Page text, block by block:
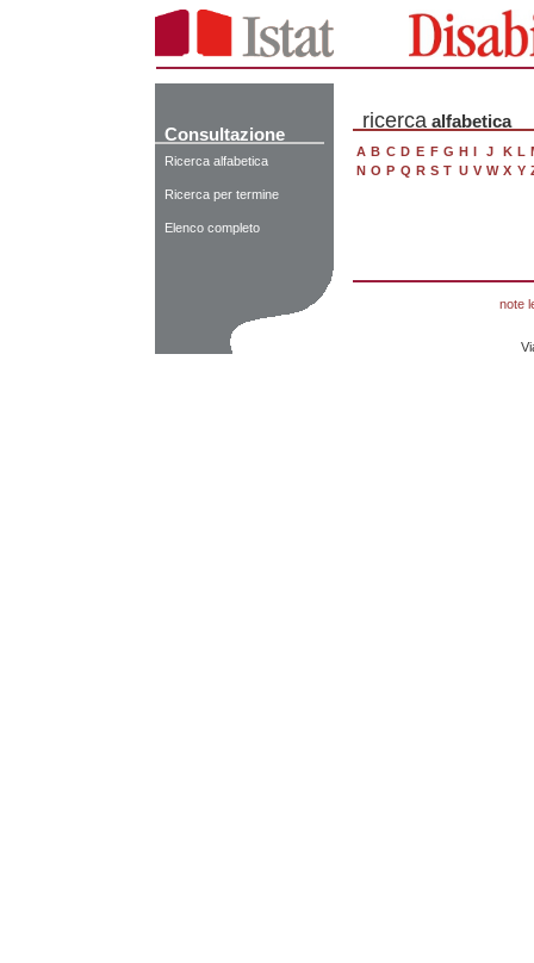
Consultazione
Ricerca alfabetica
Ricerca per termine
Elenco completo
ricerca alfabetica
A B C D E F G H I J K L
N O P Q R S T U V W X Y
note